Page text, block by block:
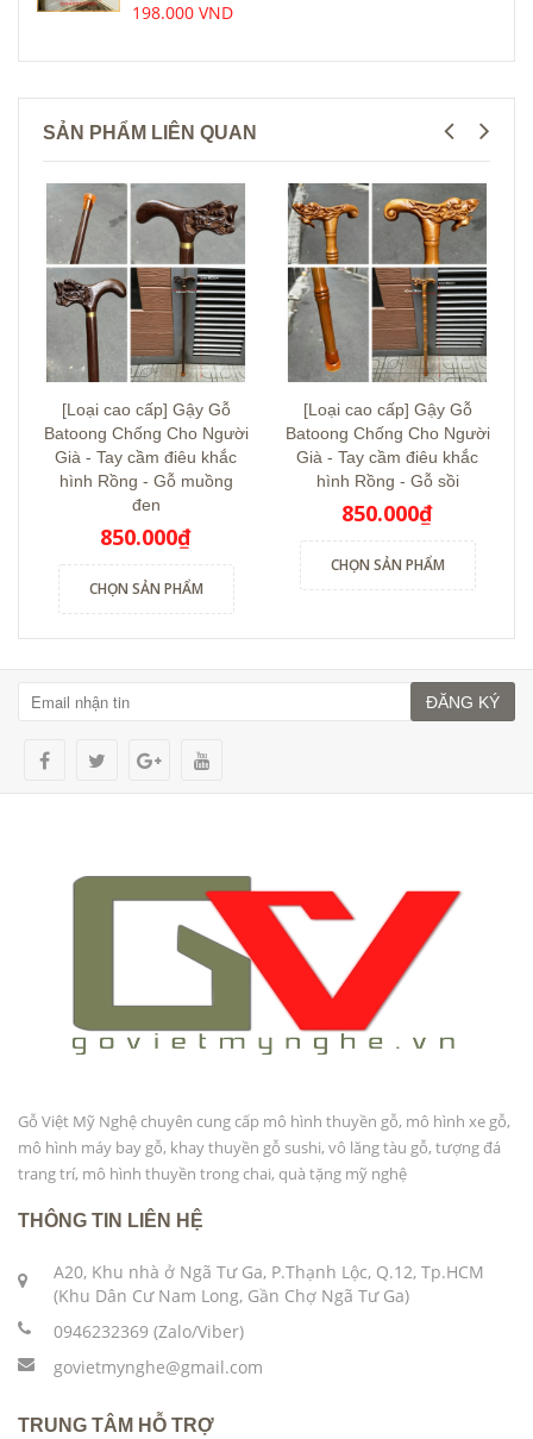
198.000 VND
SẢN PHẨM LIÊN QUAN
[Loại cao cấp] Gậy Gỗ
Batoong Chống Cho Người
Già - Tay cầm điêu khắc
hình Rồng - Gỗ muồng
đen
850.000₫
CHỌN SẢN PHẨM
[Loại cao cấp] Gậy Gỗ
Batoong Chống Cho Người
Già - Tay cầm điêu khắc
hình Rồng - Gỗ sồi
850.000₫
CHỌN SẢN PHẨM
ĐĂNG KÝ
Gỗ Việt Mỹ Nghệ chuyên cung cấp mô hình thuyền gỗ, mô hình xe gỗ,
mô hình máy bay gỗ, khay thuyền gỗ sushi, vô lăng tàu gỗ, tượng đá
trang trí, mô hình thuyền trong chai, quà tặng mỹ nghệ
THÔNG TIN LIÊN HỆ
A20, Khu nhà ở Ngã Tư Ga, P.Thạnh Lộc, Q.12, Tp.HCM
(Khu Dân Cư Nam Long, Gần Chợ Ngã Tư Ga)
0946232369 (Zalo/Viber)
govietmynghe@gmail.com
TRUNG TÂM HỖ TRỢ